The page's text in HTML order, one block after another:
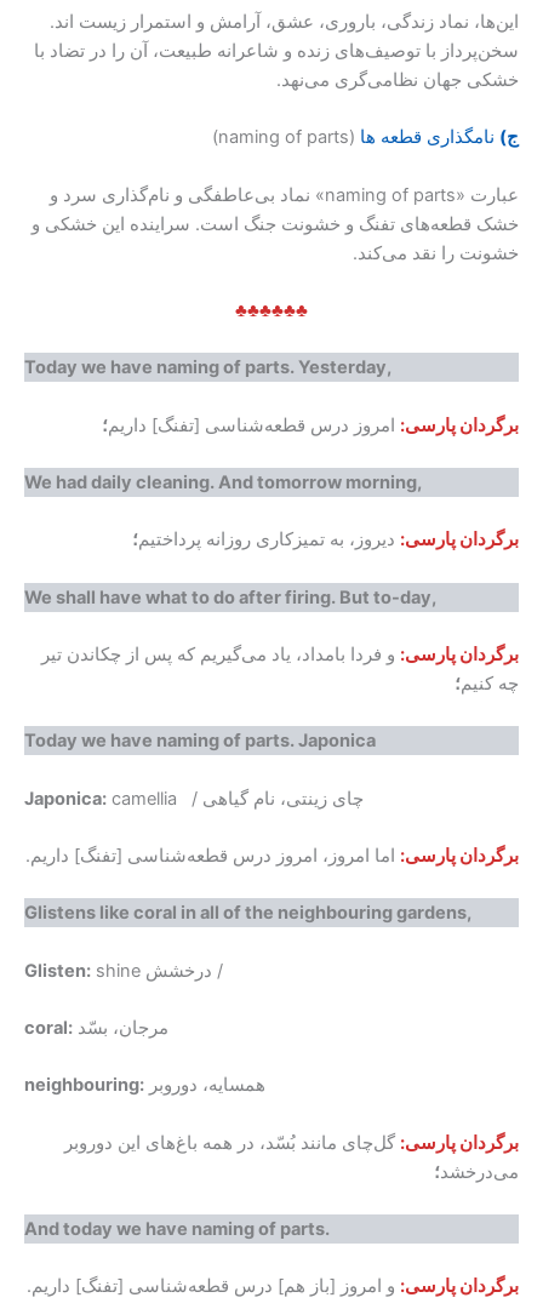
این‌ها، نماد زندگی، باروری، عشق، آرامش و استمرار زیست اند.
سخن‌پرداز با توصیف‌های زنده و شاعرانه طبیعت، آن را در تضاد با
خشکی جهان نظامی‌گری می‌نهد.
ج) نامگذاری قطعه ها (naming of parts)
عبارت «naming of parts» نماد بی‌عاطفگی و نام‌گذاری سرد و
خشک قطعه‌های تفنگ و خشونت جنگ است. سراینده این خشکی و
خشونت را نقد می‌کند.
♣♣♣♣♣♣
Today we have naming of parts. Yesterday,
برگردان پارسی: امروز درس قطعه‌شناسی [تفنگ] داریم؛
We had daily cleaning. And tomorrow morning,
برگردان پارسی: دیروز، به تمیزکاری روزانه پرداختیم؛
We shall have what to do after firing. But to-day,
برگردان پارسی: و فردا بامداد، یاد می‌گیریم که پس از چکاندن تیر
چه کنیم؛
Today we have naming of parts. Japonica
Japonica: camellia / چای زینتی، نام گیاهی
برگردان پارسی: اما امروز، امروز درس قطعه‌شناسی [تفنگ] داریم.
Glistens like coral in all of the neighbouring gardens,
Glisten: shine درخشش /
coral: مرجان، بسّد
neighbouring: همسایه، دوروبر
برگردان پارسی: گل‌چای مانند بُسّد، در همه‌ باغ‌های این دوروبر
می‌درخشد؛
And today we have naming of parts.
برگردان پارسی: و امروز [باز هم] درس قطعه‌شناسی [تفنگ] داریم.